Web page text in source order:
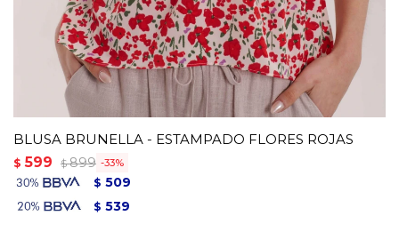
BLUSA BRUNELLA - ESTAMPADO FLORES ROJAS
$ 599 $ 899 33
$ 509
$ 539